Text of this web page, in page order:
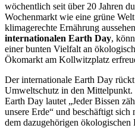
wöchentlich seit über 20 Jahren
Wochenmarkt wie eine grüne
klimagerechte Ernährung
internationalen Earth Day,
einer bunten Vielfalt an
Ökomarkt am Kollwitzplatz
Der internationale Earth Day
Umweltschutz in den
Earth Day lautet „Jeder Bissen
unsere Erde“ und beschäftigt
dem dazugehörigen